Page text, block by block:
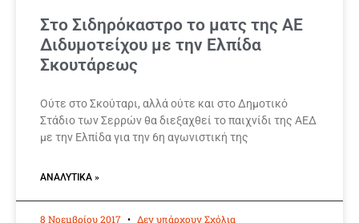
Στο Σιδηρόκαστρο το ματς της ΑΕ
Διδυμοτείχου με την Ελπίδα
Σκουτάρεως
Ούτε στο Σκούταρι, αλλά ούτε και στο Δημοτικό
Στάδιο των Σερρών θα διεξαχθεί το παιχνίδι της ΑΕΔ
με την Ελπίδα για την 6η αγωνιστική της
ΑΝΑΛΥΤΙΚΆ »
8 Νοεμβρίου 2017 Δεν υπάρχουν Σχόλια